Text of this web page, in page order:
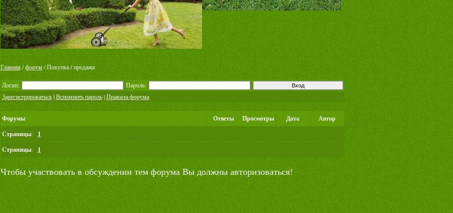
Главная/форум/ Покупка / продажа
Логин:
Пароль:
Зарегистрироваться|Вспомнить пароль|Правила форума
Форумы Ответы Просмотры Дата
Автор
Страницы: 1
Страницы: 1
Чтобы участвовать в обсуждении тем форума Вы должны авторизоваться!